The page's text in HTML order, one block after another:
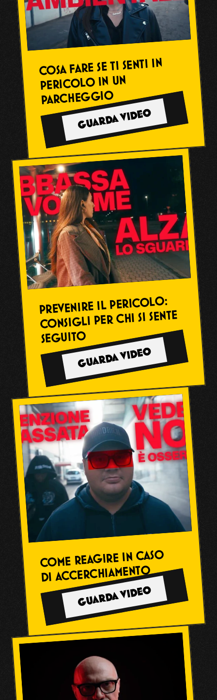
COSA FARE SE TI SENTI IN
PERICOLO IN UN
PARCHEGGIO
GUARDA VIDEO
PORTFOLIO
PREVENIRE IL PERICOLO:
CONSIGLI PER CHI SI SENTE
SEGUITO
GUARDA VIDEO
PORTFOLIO
COME REAGIRE IN CASO
DI ACCERCHIAMENTO
GUARDA VIDEO
PORTFOLIO